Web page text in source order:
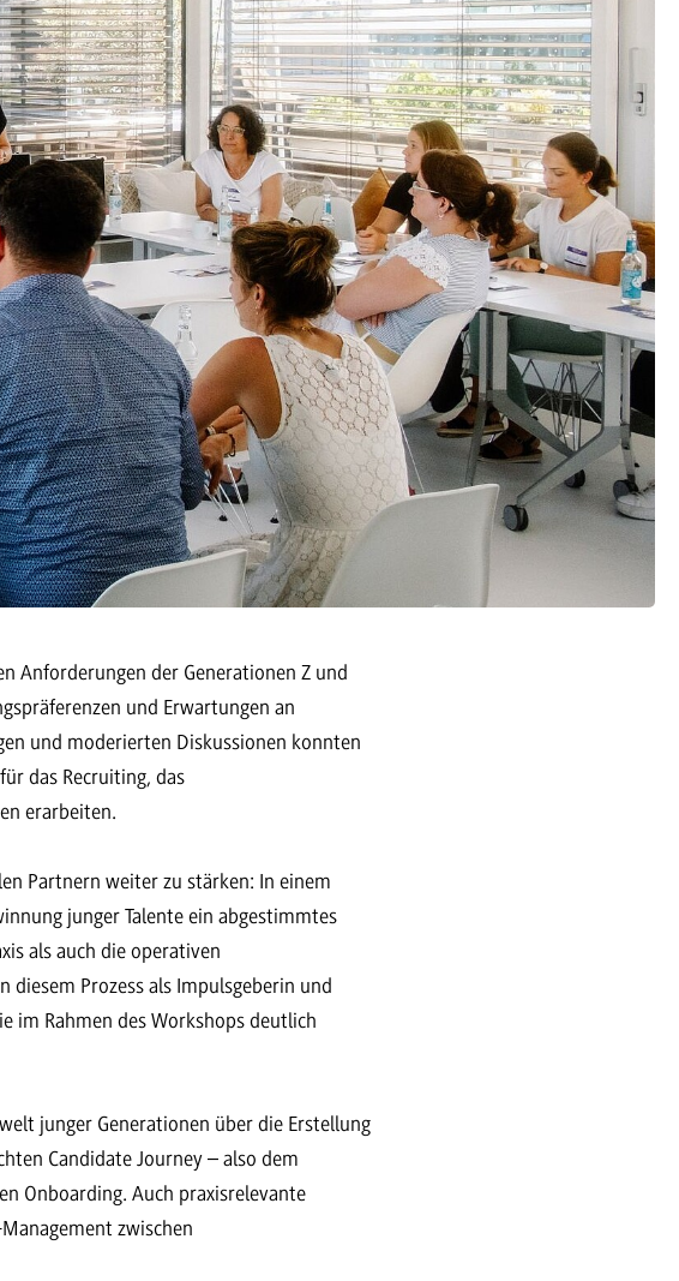
Anforderungen der Generationen Z und
und Erwartungen an
und moderierten Diskussionen konnten
das Recruiting, das
erarbeiten.
Partnern weiter zu stärken: In einem
junger Talente ein abgestimmtes
als auch die operativen
diesem Prozess als Impulsgeberin und
im Rahmen des Workshops deutlich
junger Generationen über die Erstellung
Candidate Journey – also dem
Onboarding. Auch praxisrelevante
zwischen